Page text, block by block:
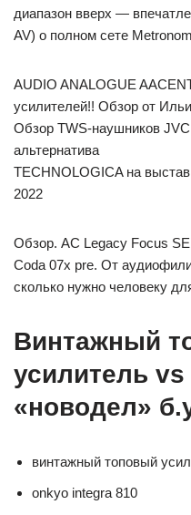
диапазон вверх —
AV) о полном сете
AUDIO ANALOGUE
усилителей!! Обзор от
Обзор TWS-наушников
альтернатива
TECHNOLOGICA на
2022
Обзор. АС Legacy Focus
Coda 07x pre. От
сколько нужно человеку
Винтажный
усилитель
«новодел»
винтажный топовый
onkyo integra 810